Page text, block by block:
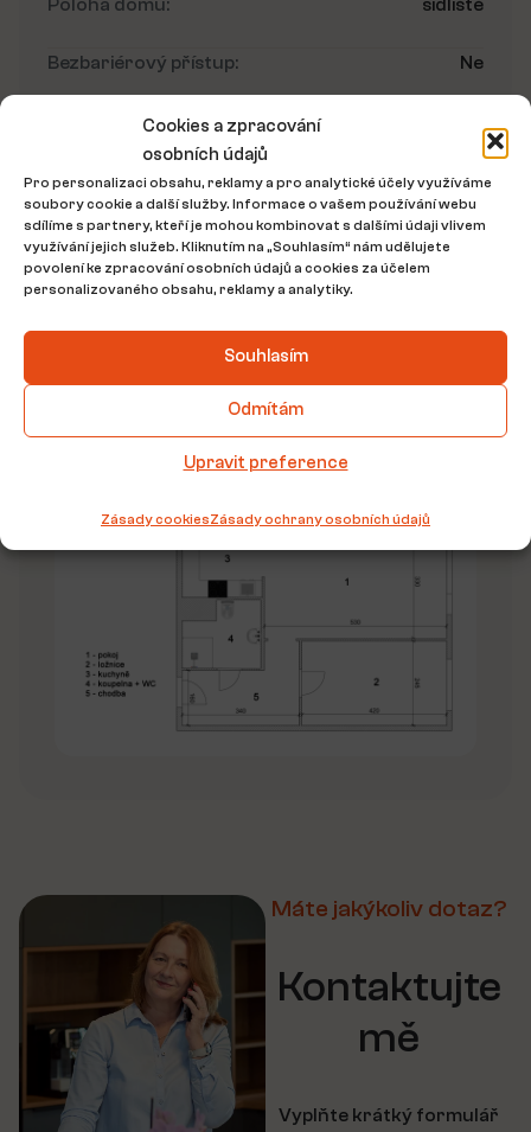
Cookies a zpracování
osobních údajů
Pro personalizaci obsahu, reklamy a pro analytické účely využíváme
soubory cookie a další služby. Informace o vašem používání webu
sdílíme s partnery, kteří je mohou kombinovat s dalšími údaji vlivem
využívání jejich služeb. Kliknutím na „Souhlasím“ nám udělujete
povolení ke zpracování osobních údajů a cookies za účelem
personalizovaného obsahu, reklamy a analytiky.
Souhlasím
Odmítám
Upravit preference
Zásady cookiesZásady ochrany osobních údajů
Poloha domu: sídliště
Bezbariérový přístup: Ne
Umístění nemovitosti
Půdorys nemovitosti
Máte jakýkoliv dotaz?
Kontaktujte
mě
Vyplňte krátký formulář